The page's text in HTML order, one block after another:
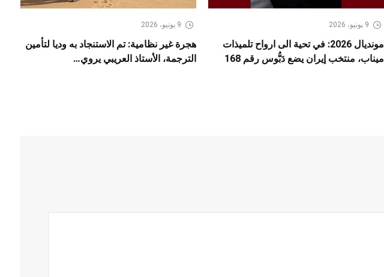
9 يونيو، 2026
مونديال 2026: في تحية الى ارواح تلميذات
ميناب، منتخب إيران يضع دَبُّوس رقم 168
9 يونيو، 2026
هجرة غير نظامية: تم الاستنجاد به وديا لتأمين
الترجمة، الأستاذ العريبي يروي…